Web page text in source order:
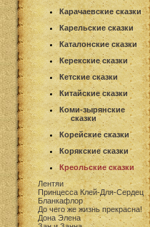
Карачаевские сказки
Карельские сказки
Каталонские сказки
Керекские сказки
Кетские сказки
Китайские сказки
Коми-зырянские
сказки
Корейские сказки
Корякские сказки
Креольские сказки
Лентяи
Принцесса Клей-Для-Сердец
Бланкафлор
До чего же жизнь прекрасна!
Дона Элена